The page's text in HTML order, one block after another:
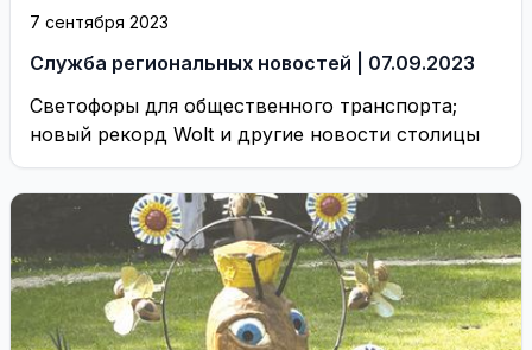
7 сентября 2023
Служба региональных новостей | 07.09.2023
Светофоры для общественного транспорта;
новый рекорд Wolt и другие новости столицы